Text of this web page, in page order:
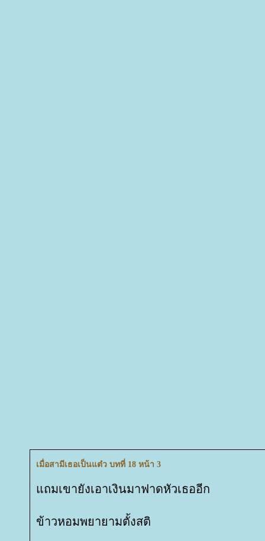
เมื่อสามีเธอเป็นแต๋ว บทที่ 18 หน้า 3
ถมเขายังเอาเงินมาฟาดหัวเธออีก
ข้าวหอมพยายามตั้งสติ